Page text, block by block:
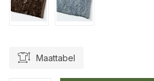
Maattabel